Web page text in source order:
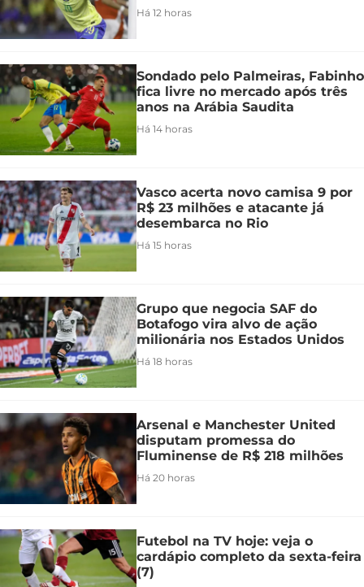
Há 12 horas
Sondado pelo Palmeiras, Fabinho
fica livre no mercado após três
anos na Arábia Saudita
Há 14 horas
Vasco acerta novo camisa 9 por
R$ 23 milhões e atacante já
desembarca no Rio
Há 15 horas
Grupo que negocia SAF do
Botafogo vira alvo de ação
milionária nos Estados Unidos
Há 18 horas
Arsenal e Manchester United
disputam promessa do
Fluminense de R$ 218 milhões
Há 20 horas
Futebol na TV hoje: veja o
cardápio completo da sexta-feira
(7)